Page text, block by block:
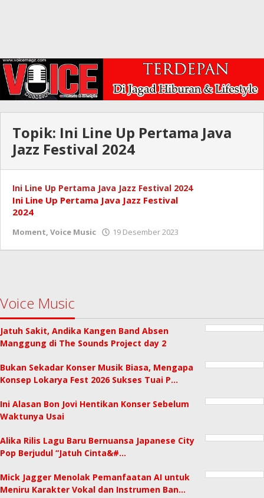
Topik: Ini Line Up Pertama Java
Jazz Festival 2024
Ini Line Up Pertama Java Jazz Festival 2024
Ini Line Up Pertama Java Jazz Festival
2024
Moment, Voice Music 19 Desember 2023
Voice Music
Jatuh Sakit, Andika Kangen Band Absen
Manggung di The Sounds Project day 2
Bukan Sekadar Konser Musik Biasa, Mengapa
Konsep Lokarya Fest 2026 Sukses Tuai P…
Ini Alasan Bon Jovi Hentikan Konser Sebelum
Waktunya Usai
Alika Rilis Lagu Baru Bernuansa Japanese City
Pop Berjudul “Jatuh Cinta&#…
Mick Jagger Menolak Pemanfaatan AI untuk
Meniru Karakter Vokal dan Instrumen Ban…